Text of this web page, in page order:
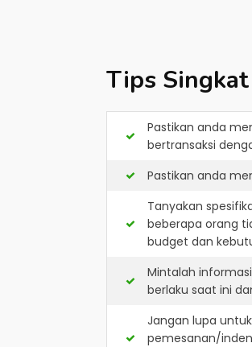
Tips
Pastikan anda
bertransaksi
Pastikan anda
Tanyakan
beberapa orang
budget dan
Mintalah
berlaku saat ini
Jangan lupa
pemesanan/